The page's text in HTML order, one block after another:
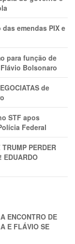
emendas PIX e
para função de
Bolsonaro
de
STF apos
Federal
PERDER
EDUARDO
ENCONTRO DE
E FLÁVIO SE